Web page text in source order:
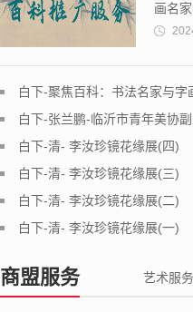
造与
画名
战略
白下-聚焦百科：书法名家与
与推广战略
白下-张兰鹏-临沂市青年美协
白下-清- 李汝珍镜花缘展(四)
白下-清- 李汝珍镜花缘展(三)
白下-清- 李汝珍镜花缘展(二)
白下-清- 李汝珍镜花缘展(一)
商盟服务 艺术服务